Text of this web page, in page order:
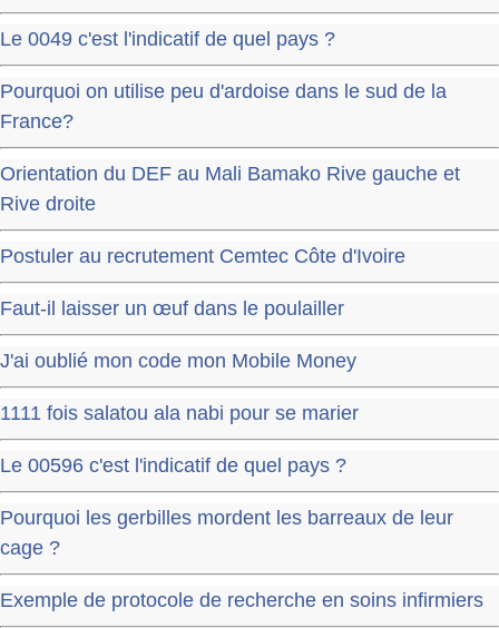
Le 0049 c'est l'indicatif de quel pays ?
Pourquoi on utilise peu d'ardoise dans le sud de la
France?
Orientation du DEF au Mali Bamako Rive gauche et
Rive droite
Postuler au recrutement Cemtec Côte d'Ivoire
Faut-il laisser un œuf dans le poulailler
J'ai oublié mon code mon Mobile Money
1111 fois salatou ala nabi pour se marier
Le 00596 c'est l'indicatif de quel pays ?
Pourquoi les gerbilles mordent les barreaux de leur
cage ?
Exemple de protocole de recherche en soins infirmiers